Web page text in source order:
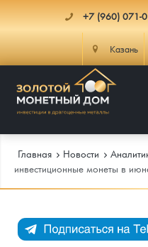
+7 (960) 071-
Казань
Каталог Монет
Инфо
Главная Новости
инвестиционные монеты в